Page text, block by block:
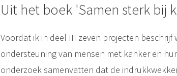
Uit het boek 'Samen sterk bij
Voordat ik in deel III zeven projecten
ondersteuning van mensen met kanker en
onderzoek samenvatten dat de